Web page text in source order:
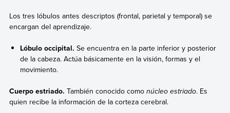
Los tres lóbulos antes descriptos (frontal, parietal y temporal) se
encargan del aprendizaje.
Lóbulo occipital. Se encuentra en la parte inferior y posterior
de la cabeza. Actúa básicamente en la visión, formas y el
movimiento.
Cuerpo estriado. También conocido como núcleo estriado. Es
quien recibe la información de la corteza cerebral.